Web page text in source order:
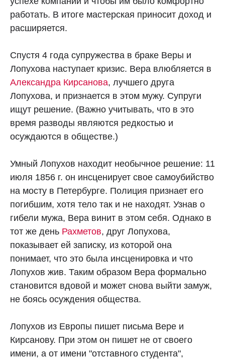
работать. В итоге мастерская приносит доход и
расширяется.
Спустя 4 года супружества в браке Веры и
Лопухова наступает кризис. Вера влюбляется в
Александра Кирсанова, лучшего друга
Лопухова, и признается в этом мужу. Супруги
ищут решение. (Важно учитывать, что в это
время разводы являются редкостью и
осуждаются в обществе.)
Умный Лопухов находит необычное решение: 11
июля 1856 г. он инсценирует свое самоубийство
на мосту в Петербурге. Полиция признает его
погибшим, хотя тело так и не находят. Узнав о
гибели мужа, Вера винит в этом себя. Однако в
тот же день Рахметов, друг Лопухова,
показывает ей записку, из которой она
понимает, что это была инсценировка и что
Лопухов жив. Таким образом Вера формально
становится вдовой и может снова выйти замуж,
не боясь осуждения общества.
Лопухов из Европы пишет письма Вере и
Кирсанову. При этом он пишет не от своего
имени, а от имени "отставного студента",